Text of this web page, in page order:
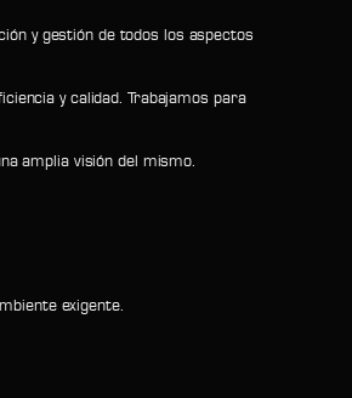
y gestión de todos los aspectos
y calidad. Trabajamos para
amplia visión del mismo.
exigente.